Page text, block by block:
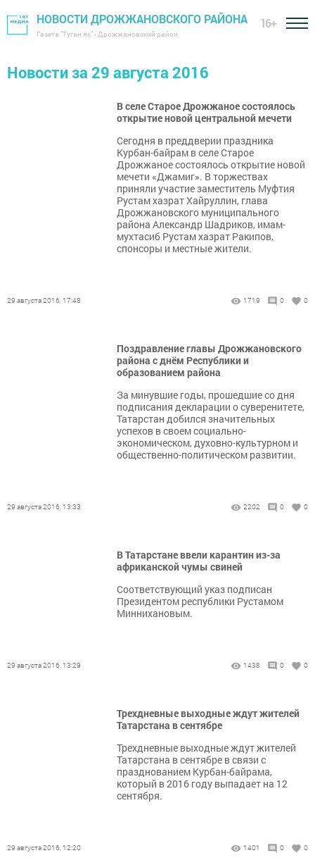
НОВОСТИ ДРОЖЖАНОВСКОГО РАЙОНА
Газета "Туган як" - Дрожжановский район
16+
Новости за 29 августа 2016
В селе Старое Дрожжаное состоялось
открытие новой центральной мечети
Сегодня в преддверии праздника
Курбан-байрам в селе Старое
Дрожжаное состоялось открытие новой
мечети «Джамиг». В торжествах
приняли участие заместитель Муфтия
Рустам хазрат Хайруллин, глава
Дрожжановского муниципального
района Александр Шадриков, имам-
мухтасиб Рустам хазрат Ракипов,
спонсоры и местные жители.
29 августа 2016, 17:48 1719 0 0
Поздравление главы Дрожжановского
района с днём Республики и
образованием района
За минувшие годы, прошедшие со дня
подписания декларации о суверенитете,
Татарстан добился значительных
успехов в своем социально-
экономическом, духовно-культурном и
общественно-политическом развитии.
29 августа 2016, 13:33 2202 0 0
В Татарстане ввели карантин из-за
африканской чумы свиней
Соответствующий указ подписан
Президентом республики Рустамом
Миннихановым.
29 августа 2016, 13:29 1438 0 0
Трехдневные выходные ждут жителей
Татарстана в сентябре
Трехдневные выходные ждут жителей
Татарстана в сентябре в связи с
празднованием Курбан-байрама,
который в 2016 году выпадает на 12
сентября.
29 августа 2016, 12:20 1401 0 0